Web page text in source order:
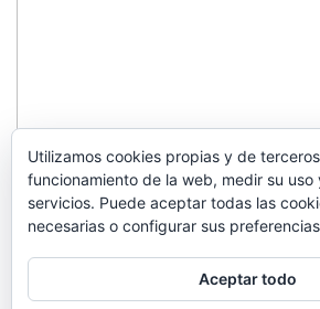
Utilizamos cookies propias y de
funcionamiento de la web, medir su uso
servicios. Puede aceptar todas las
necesarias o configurar sus
Aceptar todo